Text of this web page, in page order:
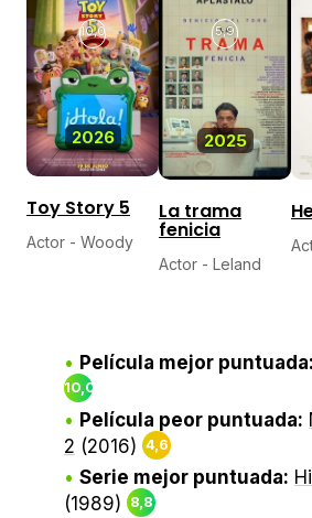
2026
10,0
Toy Story 5
Actor - Woody
2025
5,9
La trama
fenicia
Actor - Leland
Película mejor puntuada:
10,0
Película peor puntuada:
2 (2016) 4,6
Serie mejor puntuada:
(1989)
8,8